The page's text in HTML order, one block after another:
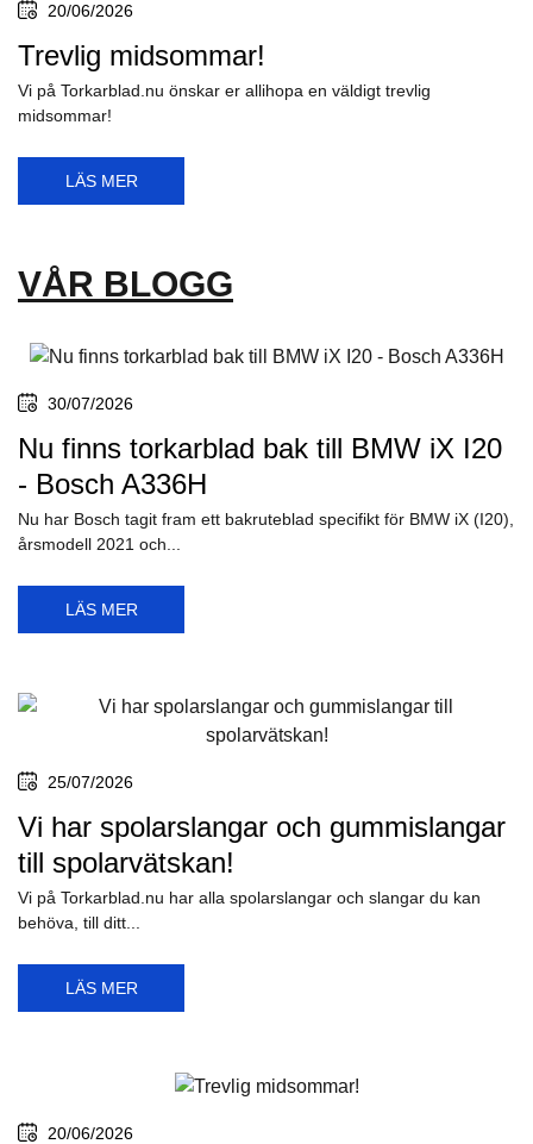
20/06/2026
Trevlig midsommar!
Vi på Torkarblad.nu önskar er allihopa en väldigt trevlig
midsommar!
LÄS MER
VÅR BLOGG
30/07/2026
Nu finns torkarblad bak till BMW iX I20
- Bosch A336H
Nu har Bosch tagit fram ett bakruteblad specifikt för BMW iX (I20),
årsmodell 2021 och...
LÄS MER
25/07/2026
Vi har spolarslangar och gummislangar
till spolarvätskan!
Vi på Torkarblad.nu har alla spolarslangar och slangar du kan
behöva, till ditt...
LÄS MER
20/06/2026